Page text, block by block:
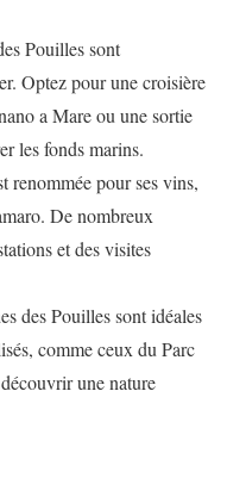
Pouilles sont
Optez pour une croisière
a Mare ou une sortie
les fonds marins.
renommée pour ses vins,
De nombreux
et des visites
des Pouilles sont idéales
comme ceux du Parc
une nature